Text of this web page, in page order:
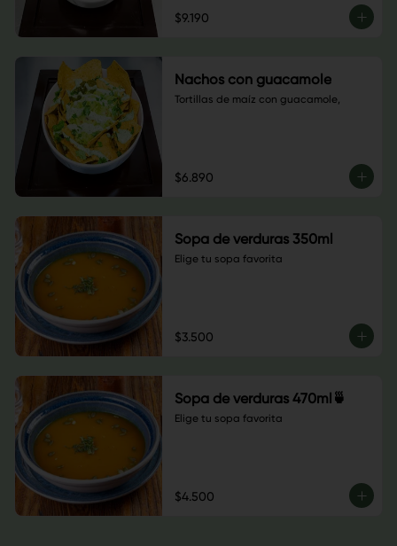
$9.190
Nachos con guacamole
Tortillas de maíz con guacamole,
$6.890
Sopa de verduras 350ml
Elige tu sopa favorita
$3.500
Sopa de verduras 470ml🍵
Elige tu sopa favorita
$4.500